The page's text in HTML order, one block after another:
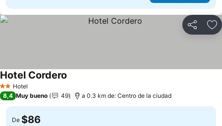
Compartir
2 Estrellas
Hotel
Hotel Cordero
8,4 Muy bueno 49 a 0.3 km de: Centro de la ciudad
De $86